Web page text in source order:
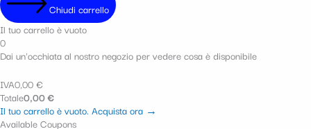
Chiudi carrello
Il tuo carrello è vuoto
0
Dai un'occhiata al nostro negozio per vedere cosa è disponibile
IVA0,00€
Totale0,00€
Il tuo carrello è vuoto. Acquista ora →
Available Coupons